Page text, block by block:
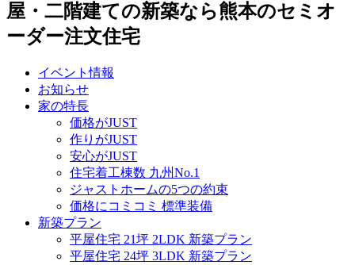
屋・二階建ての新築なら熊本のセミオ
ーダー注文住宅
イベント情報
お知らせ
家の特長
価格がJUST
作りがJUST
安心がJUST
住宅着工棟数 九州No.1
ジャストホームの5つの約束
価格にコミコミ 標準装備
新築プラン
平屋住宅 21坪 2LDK 新築プラン
平屋住宅 24坪 3LDK 新築プラン